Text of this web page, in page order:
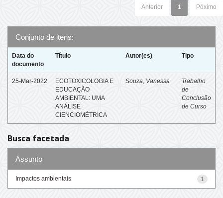
Anterior 1 Póximo
Conjunto de itens:
Data do
documento
Título Autor(es) Tipo
25-Mar-2022
ECOTOXICOLOGIA E
EDUCAÇÃO
AMBIENTAL: UMA
ANÁLISE
CIENCIOMÉTRICA
Souza, Vanessa
Trabalho
de
Conclusão
de Curso
Busca facetada
Assunto
1
Impactos ambientais